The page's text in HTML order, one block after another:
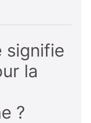
signifie
la
?